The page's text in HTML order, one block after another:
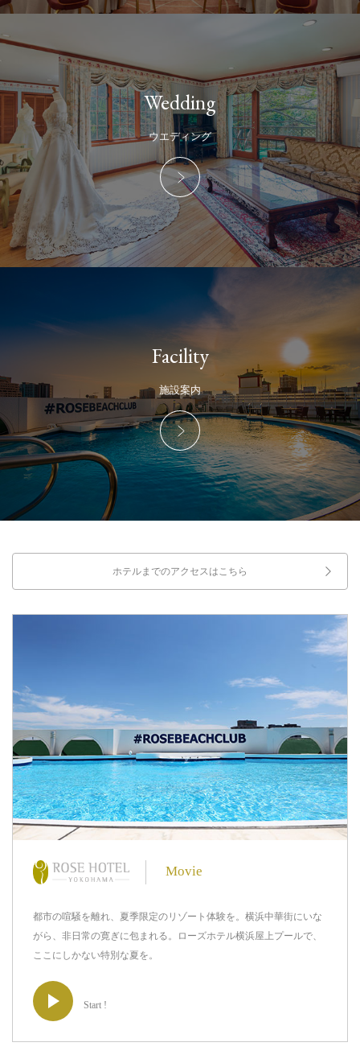
Wedding
ウエディング
Facility
施設案内
ホテルまでのアクセスはこちら
Movie
都市の喧騒を離れ、夏季限定のリゾート体験を。横浜中華街にいな
がら、非日常の寛ぎに包まれる。ローズホテル横浜屋上プールで、
ここにしかない特別な夏を。
Start !